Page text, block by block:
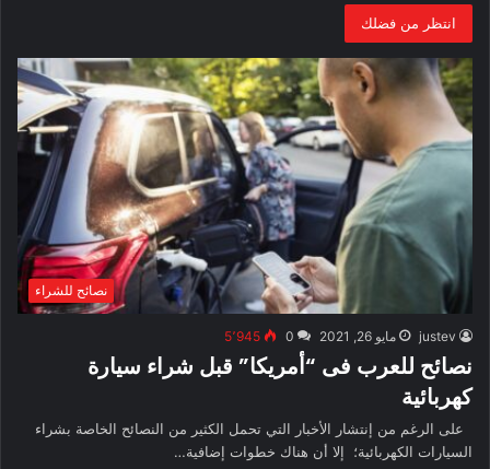
انتظر من فضلك
نصائح للشراء
justev مايو 26, 2021 0 5٬945
نصائح للعرب فى “أمريكا” قبل شراء سيارة
كهربائية
على الرغم من إنتشار الأخبار التي تحمل الكثير من النصائح الخاصة بشراء
السيارات الكهربائية؛ إلا أن هناك خطوات إضافية…